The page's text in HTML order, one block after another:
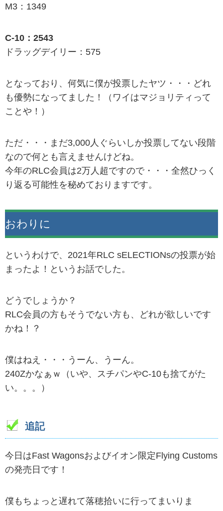
M3：1349
C-10：2543
ドラッグデイリー：575
となっており、何気に僕が投票したヤツ・・・どれ
も優勢になってました！（ワイはマジョリティって
ことや！）
ただ・・・まだ3,000人ぐらいしか投票してない段階
なので何とも言えませんけどね。
今年のRLC会員は2万人超ですので・・・全然ひっく
り返る可能性を秘めておりますです。
おわりに
というわけで、2021年RLC sELECTIONsの投票が始
まったよ！というお話でした。
どうでしょうか？
RLC会員の方もそうでない方も、どれが欲しいです
かね！？
僕はねえ・・・うーん、うーん。
240Zかなぁｗ（いや、スチパンやC-10も捨てがた
い。。。）
追記
今日はFast Wagonsおよびイオン限定Flying Customs
の発売日です！
僕もちょっと遅れて落穂拾いに行ってまいりま